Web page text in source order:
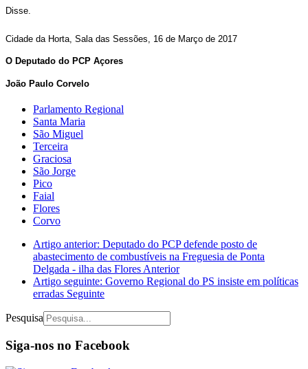
Disse.
Cidade da Horta, Sala das Sessões, 16 de Março de 2017
O Deputado do PCP Açores
João Paulo Corvelo
Parlamento Regional
Santa Maria
São Miguel
Terceira
Graciosa
São Jorge
Pico
Faial
Flores
Corvo
Artigo anterior: Deputado do PCP defende posto de
abastecimento de combustíveis na Freguesia de Ponta
Delgada - ilha das Flores Anterior
Artigo seguinte: Governo Regional do PS insiste em políticas
erradas Seguinte
Pesquisa
Siga-nos no Facebook